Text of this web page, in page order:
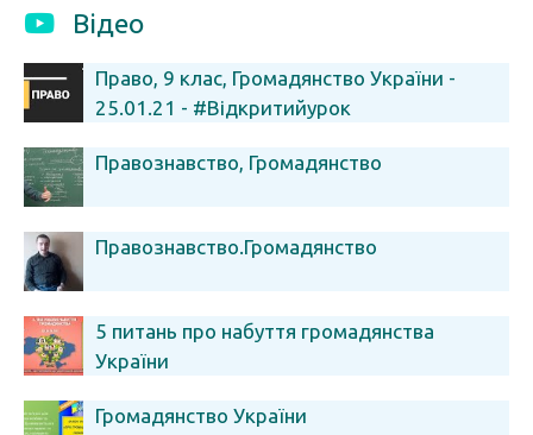
Відео
Право, 9 клас, Громадянство України -
25.01.21 - #Відкритийурок
Правознавство, Громадянство
Правознавство.Громадянство
5 питань про набуття громадянства
України
Громадянство України